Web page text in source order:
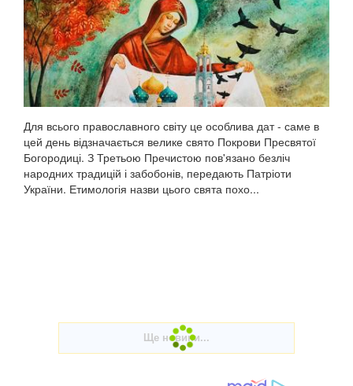
Для всього православного світу це особлива дат - саме в
цей день відзначається велике свято Покрови Пресвятої
Богородиці. З Третьою Пречистою пов'язано безліч
народних традицій і забобонів, передають Патріоти
України. Етимологія назви цього свята похо...